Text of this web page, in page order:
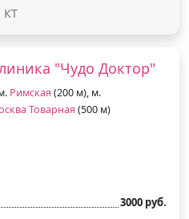
КТ
"Чудо Доктор"
Римская (200 м), м.
Товарная (500 м)
3000 руб.